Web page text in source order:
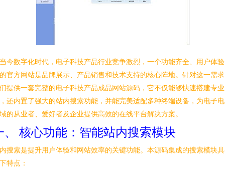
今数字化时代，电子科技产品行业竞争激烈，一个功能齐全、用户体
官方网站是品牌展示、产品销售和技术支持的核心阵地。针对这一需
提供一套完整的电子科技产品成品网站源码，它不仅能够快速搭建专
还内置了强大的站内搜索功能，并能完美适配多种终端设备，为电子
的从业者、爱好者及企业提供高效的在线平台解决方案。
、 核心功能：智能站内搜索模块
搜索是提升用户体验和网站效率的关键功能。本源码集成的搜索模块
特点：